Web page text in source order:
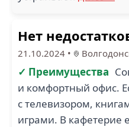
Нет
21.10.2024 •
✓ Преимущества
и комфортный офис.
с телевизором,
играми. В кафетерие